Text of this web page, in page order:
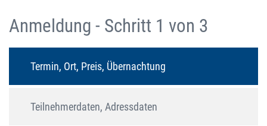
Anmeldung - Schritt 1 von 3
Termin, Ort, Preis, Übernachtung
Teilnehmerdaten, Adressdaten